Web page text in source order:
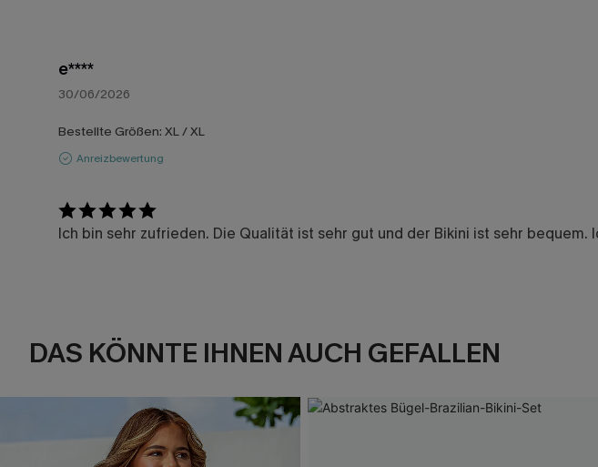
e****
30/06/2026
Bestellte Größen: XL / XL
Anreizbewertung
Ich bin sehr zufrieden. Die Qualität ist sehr gut und der Bikini ist sehr bequem.
DAS KÖNNTE IHNEN AUCH GEFALLEN